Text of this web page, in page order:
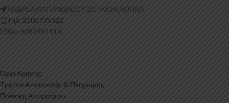
ΑΝΔΡΕΑ ΠΑΠΑΝΔΡΕΟΥ 20 ‘ΙΛΙΟΝ ΑΘΗΝΑ
Τηλ: 2105775322
Κιν: 6982551118
Όροι Χρήσης
Τρόποι Αποστολής & Πληρωμής
Πολιτική Απορρήτου